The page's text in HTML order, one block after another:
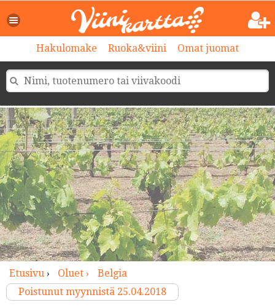
Hakulomake Ruoka&viini Omat juomat
Etusivu› Oluet ›
Belgia
Poistunut myynnistä 25.04.2018